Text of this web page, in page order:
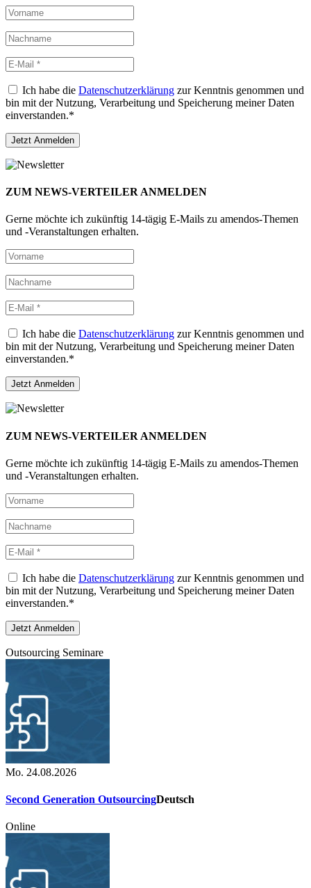
Ich habe die Datenschutzerklärung zur Kenntnis genommen und
bin mit der Nutzung, Verarbeitung und Speicherung meiner Daten
einverstanden.*
ZUM NEWS-VERTEILER ANMELDEN
Gerne möchte ich zukünftig 14-tägig E-Mails zu amendos-Themen
und -Veranstaltungen erhalten.
Ich habe die Datenschutzerklärung zur Kenntnis genommen und
bin mit der Nutzung, Verarbeitung und Speicherung meiner Daten
einverstanden.*
ZUM NEWS-VERTEILER ANMELDEN
Gerne möchte ich zukünftig 14-tägig E-Mails zu amendos-Themen
und -Veranstaltungen erhalten.
Ich habe die Datenschutzerklärung zur Kenntnis genommen und
bin mit der Nutzung, Verarbeitung und Speicherung meiner Daten
einverstanden.*
Outsourcing Seminare
Mo. 24.08.2026
Second Generation OutsourcingDeutsch
Online